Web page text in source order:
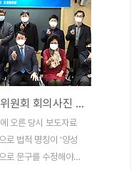
경남도 양성평등위원회 회의사진 늦게 받고
오른 당시 보도자료
로 법적 명칭이 '양성
로 문구를 수정해야